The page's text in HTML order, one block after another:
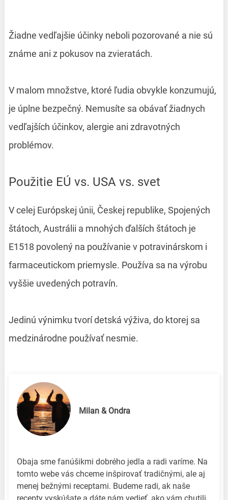
Žiadne vedľajšie účinky neboli pozorované a nie sú
známe ani z pokusov na zvieratách.
V malom množstve, ktoré ľudia obvykle konzumujú,
je úplne bezpečný. Nemusíte sa obávať žiadnych
vedľajších účinkov, alergie ani zdravotných
problémov.
Použitie EÚ vs. USA vs. svet
V celej Európskej únii, Českej republike, Spojených
štátoch, Austrálii a mnohých ďalších štátoch je
E1518 povolený na používanie v potravinárskom i
farmaceutickom priemysle. Používa sa na výrobu
vyššie uvedených potravín.
Jedinú výnimku tvorí detská výživa, do ktorej sa
medzinárodne používať nesmie.
Milan & Ondra
Obaja sme fanúšikmi dobrého jedla a radi varíme. Na
tomto webe vás chceme inšpirovať tradičnými, ale aj
menej bežnými receptami. Budeme radi, ak naše